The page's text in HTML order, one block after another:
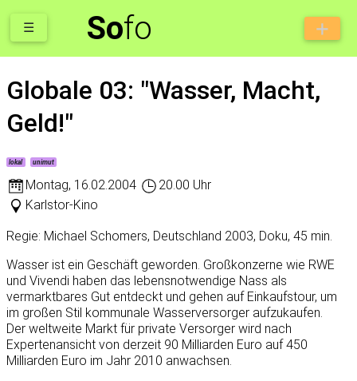
Sofo
☰
Globale 03: "Wasser, Macht,
Geld!"
lokal unimut
Montag, 16.02.2004
20.00 Uhr
Karlstor-Kino
Regie: Michael Schomers, Deutschland 2003, Doku, 45 min.
Wasser ist ein Geschäft geworden. Großkonzerne wie RWE
und Vivendi haben das lebensnotwendige Nass als
vermarktbares Gut entdeckt und gehen auf Einkaufstour, um
im großen Stil kommunale Wasserversorger aufzukaufen.
Der weltweite Markt für private Versorger wird nach
Expertenansicht von derzeit 90 Milliarden Euro auf 450
Milliarden Euro im Jahr 2010 anwachsen.